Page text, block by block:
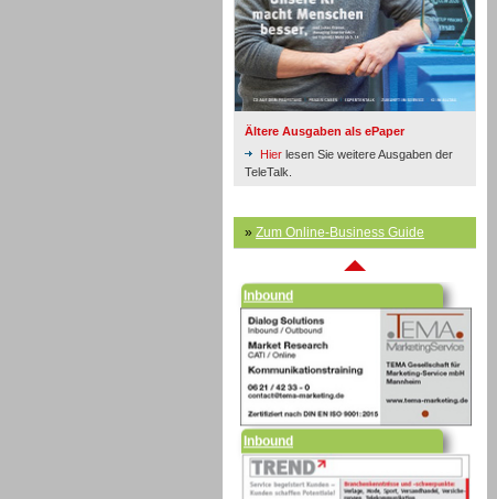
Ältere Ausgaben als ePaper
Hier lesen Sie weitere Ausgaben der
TeleTalk.
» Zum Online-Business Guide
Inbound
Inbound